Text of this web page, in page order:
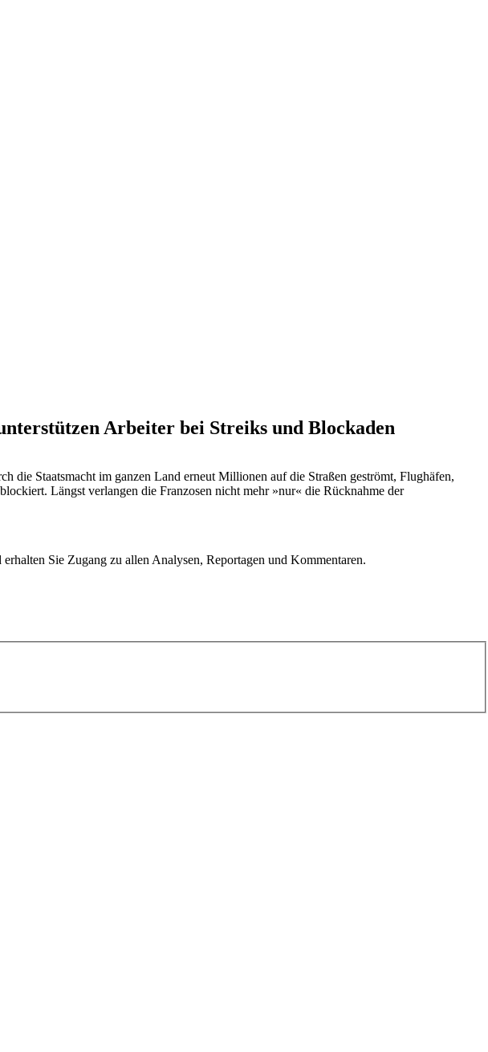
Arbeiter bei Streiks und Blockaden
die Staatsmacht im ganzen Land erneut Millionen auf die Straßen geströmt, Flughäfen,
Längst verlangen die Franzosen nicht mehr »nur« die Rücknahme der
Sie Zugang zu allen Analysen, Reportagen und Kommentaren.